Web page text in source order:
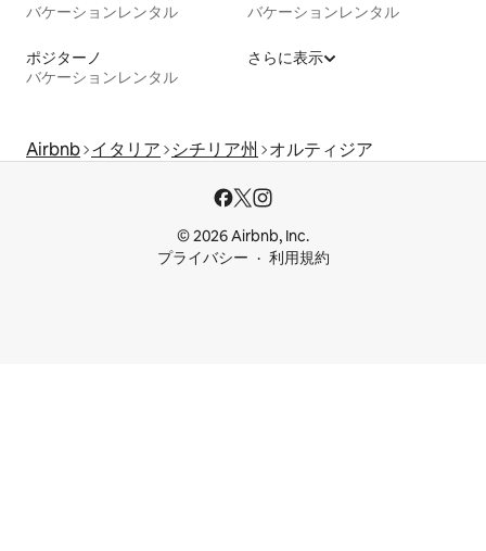
バケーションレンタル
バケーションレンタル
ポジターノ
バケーションレンタル
さらに表示
Airbnb イタリア シチリア州 オルティジア
© 2026 Airbnb, Inc.
プライバシー
利用規約